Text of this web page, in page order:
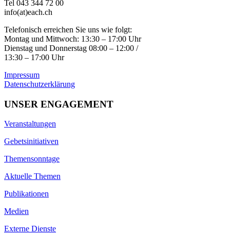
Tel 043 344 72 00
info(at)each.ch
Telefonisch erreichen Sie uns wie folgt:
Montag und Mittwoch: 13:30 – 17:00 Uhr
Dienstag und Donnerstag 08:00 – 12:00 /
13:30 – 17:00 Uhr
Impressum
Datenschutzerklärung
UNSER ENGAGEMENT
Veranstaltungen
Gebetsinitiativen
Themensonntage
Aktuelle Themen
Publikationen
Medien
Externe Dienste